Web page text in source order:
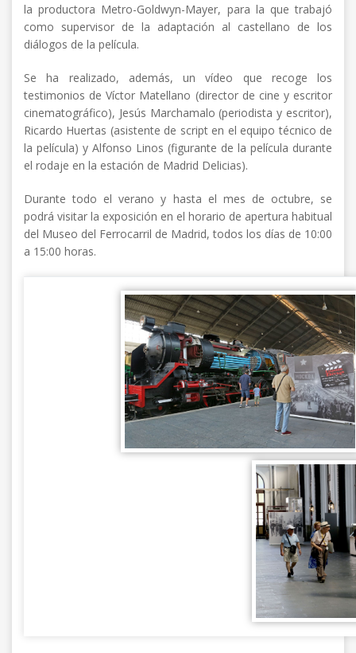
la productora Metro-Goldwyn-Mayer, para la que trabajó
como supervisor de la adaptación al castellano de los
diálogos de la película.
Se ha realizado, además, un vídeo que recoge los
testimonios de Víctor Matellano (director de cine y escritor
cinematográfico), Jesús Marchamalo (periodista y escritor),
Ricardo Huertas (asistente de script en el equipo técnico de
la película) y Alfonso Linos (figurante de la película durante
el rodaje en la estación de Madrid Delicias).
Durante todo el verano y hasta el mes de octubre, se
podrá visitar la exposición en el horario de apertura habitual
del Museo del Ferrocarril de Madrid, todos los días de 10:00
a 15:00 horas.